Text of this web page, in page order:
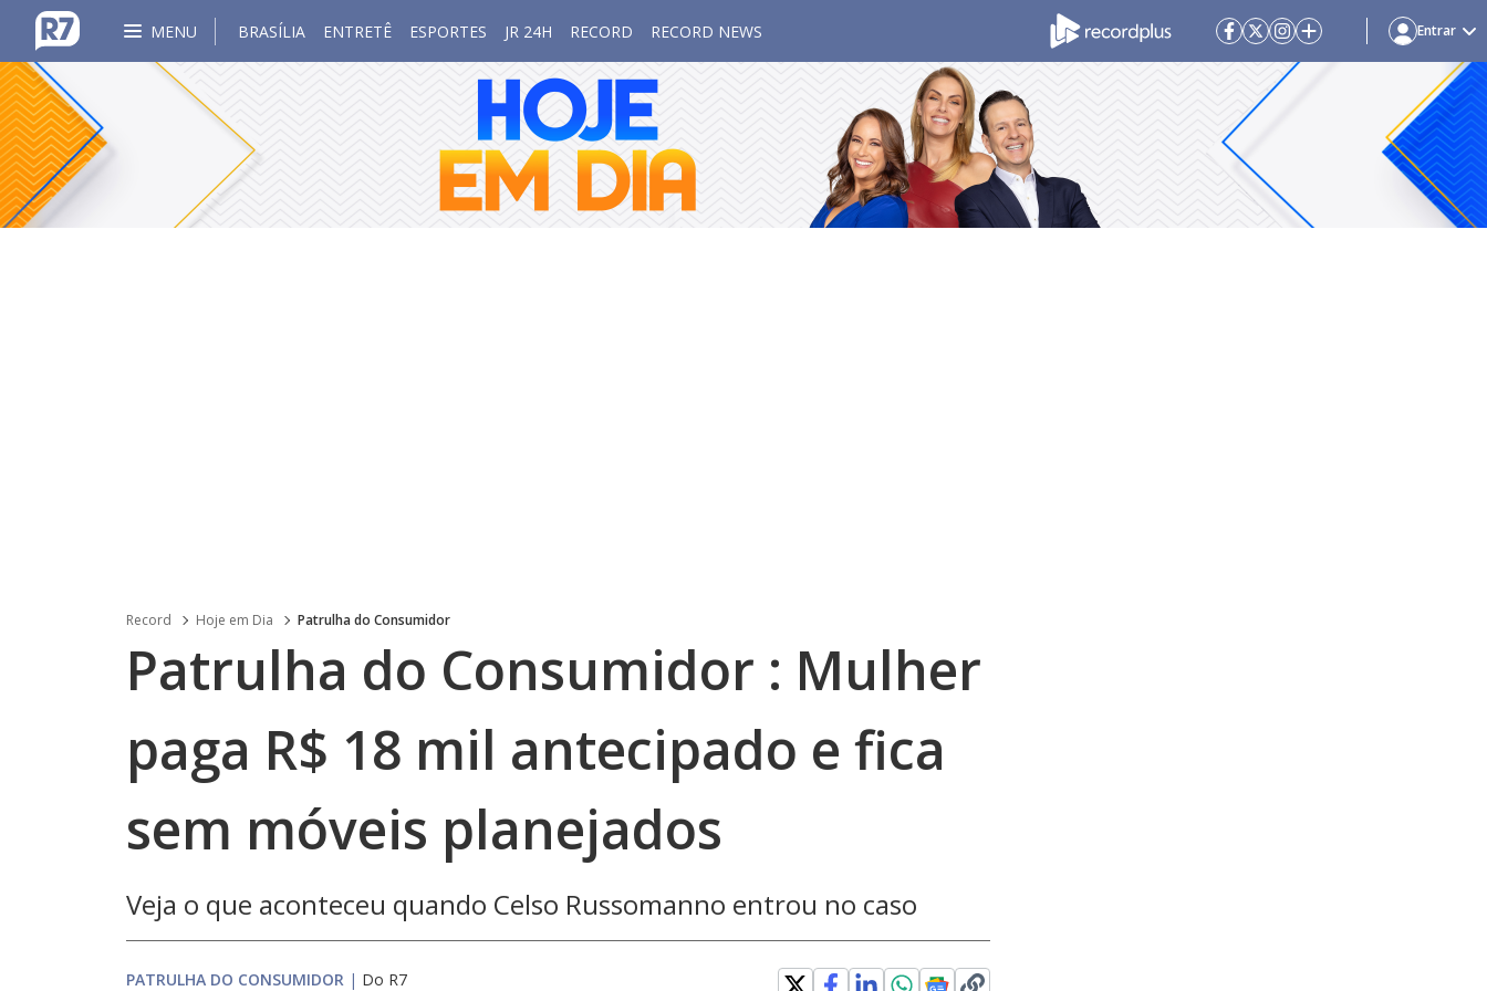
MENU BRASÍLIA ENTRETÊ ESPORTES JR 24H RECORD RECORD NEWS Entrar
Record Hoje em Dia Patrulha do Consumidor
Patrulha do Consumidor : Mulher
paga R$ 18 mil antecipado e fica
sem móveis planejados
Veja o que aconteceu quando Celso Russomanno entrou no caso
PATRULHA DO CONSUMIDOR | Do R7